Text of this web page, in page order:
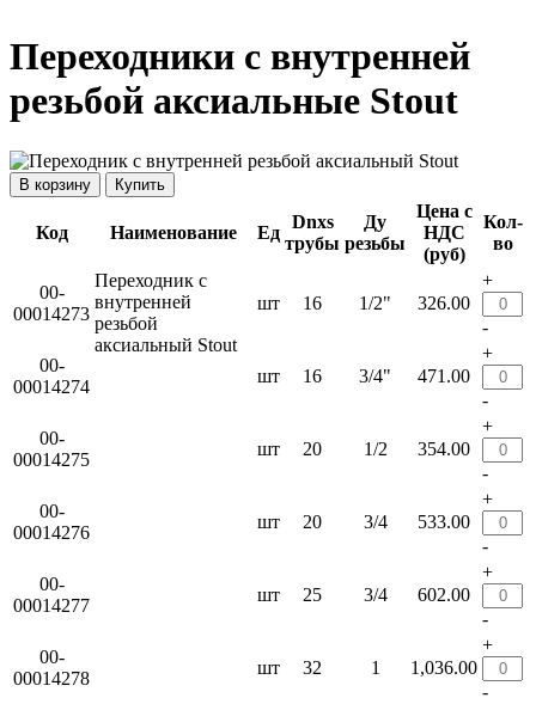
Переходники с внутренней
резьбой аксиальные Stout
Купить
Код Наименование Ед
Dnxs
трубы
Ду
резьбы
Цена с
НДС
(руб)
Кол-
во
00-
00014273
Переходник с
внутренней
резьбой
аксиальный Stout
шт 16 1/2" 326.00
+
-
00-
00014274
шт 16 3/4" 471.00
+
-
00-
00014275
шт 20 1/2 354.00
+
-
00-
00014276
шт 20 3/4 533.00
+
-
00-
00014277
шт 25 3/4 602.00
+
-
00-
00014278
шт 32 1 1,036.00
+
-